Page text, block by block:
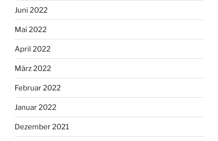
Juni 2022
Mai 2022
April 2022
März 2022
Februar 2022
Januar 2022
Dezember 2021